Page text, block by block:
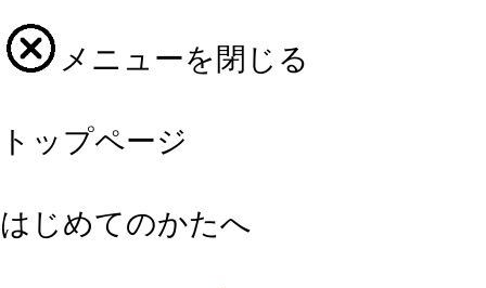
メニューを閉じる
トップページ
はじめてのかたへ